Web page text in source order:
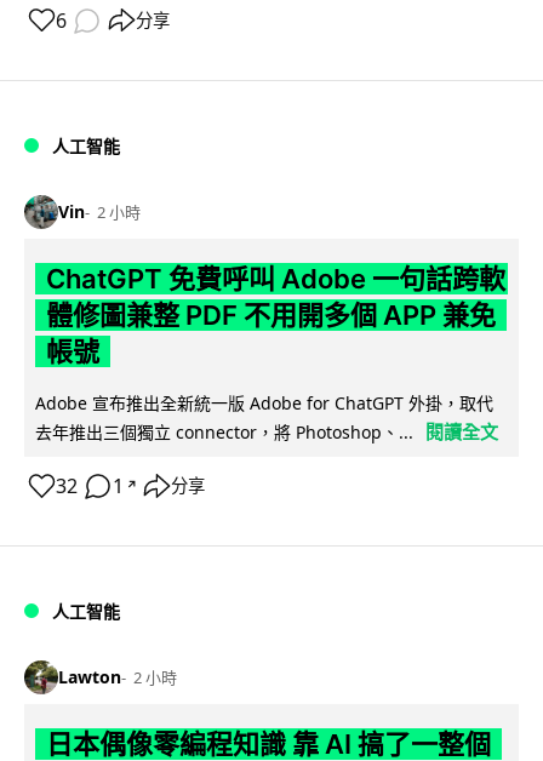
6 分享
人工智能
Vin 2 小時
ChatGPT 免費呼叫 Adobe 一句話跨軟
體修圖兼整 PDF 不用開多個 APP 兼免
帳號
Adobe 宣布推出全新統一版 Adobe for ChatGPT 外掛，取代
去年推出三個獨立 connector，將 Photoshop、...
閱讀全文
32 1 ↗ 分享
人工智能
Lawton 2 小時
日本偶像零編程知識 靠 AI 搞了一整個